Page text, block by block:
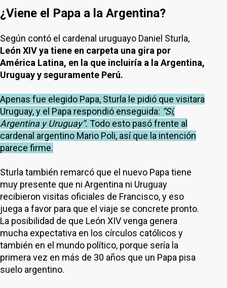
¿Viene el Papa a la Argentina?
Según contó el cardenal uruguayo Daniel Sturla,
León XIV ya tiene en carpeta una gira por
América Latina, en la que incluiría a la Argentina,
Uruguay y seguramente Perú.
Apenas fue elegido Papa, Sturla le pidió que visitara
Uruguay, y el Papa respondió enseguida: “Sí,
Argentina y Uruguay”. Todo esto pasó frente al
cardenal argentino Mario Poli, así que la intención
parece firme.
Sturla también remarcó que el nuevo Papa tiene
muy presente que ni Argentina ni Uruguay
recibieron visitas oficiales de Francisco, y eso
juega a favor para que el viaje se concrete pronto.
La posibilidad de que León XIV venga genera
mucha expectativa en los círculos católicos y
también en el mundo político, porque sería la
primera vez en más de 30 años que un Papa pisa
suelo argentino.